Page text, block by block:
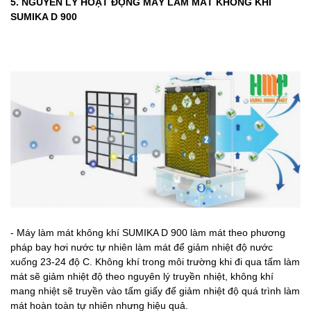
SUMIKA D 900
- Máy làm mát không khí SUMIKA D 900 làm mát theo phương
pháp bay hơi nước tự nhiên làm mát để giảm nhiệt độ nước
xuống 23-24 độ C. Không khí trong môi trường khi đi qua tấm làm
mát sẽ giảm nhiệt độ theo nguyên lý truyền nhiệt, không khí
mang nhiệt sẽ truyền vào tấm giấy để giảm nhiệt độ quá trình làm
mát hoàn toàn tự nhiên nhưng hiệu quả.